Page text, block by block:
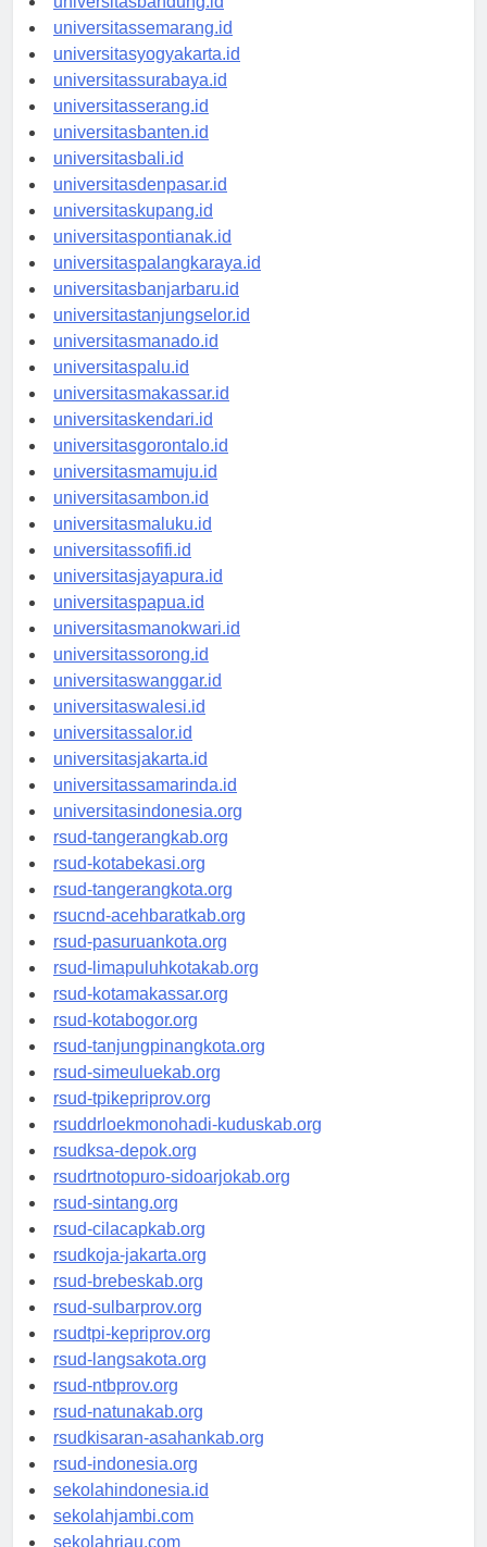
universitasbandung.id
universitassemarang.id
universitasyogyakarta.id
universitassurabaya.id
universitasserang.id
universitasbanten.id
universitasbali.id
universitasdenpasar.id
universitaskupang.id
universitaspontianak.id
universitaspalangkaraya.id
universitasbanjarbaru.id
universitastanjungselor.id
universitasmanado.id
universitaspalu.id
universitasmakassar.id
universitaskendari.id
universitasgorontalo.id
universitasmamuju.id
universitasambon.id
universitasmaluku.id
universitassofifi.id
universitasjayapura.id
universitaspapua.id
universitasmanokwari.id
universitassorong.id
universitaswanggar.id
universitaswalesi.id
universitassalor.id
universitasjakarta.id
universitassamarinda.id
universitasindonesia.org
rsud-tangerangkab.org
rsud-kotabekasi.org
rsud-tangerangkota.org
rsucnd-acehbaratkab.org
rsud-pasuruankota.org
rsud-limapuluhkotakab.org
rsud-kotamakassar.org
rsud-kotabogor.org
rsud-tanjungpinangkota.org
rsud-simeuluekab.org
rsud-tpikepriprov.org
rsuddrloekmonohadi-kuduskab.org
rsudksa-depok.org
rsudrtnotopuro-sidoarjokab.org
rsud-sintang.org
rsud-cilacapkab.org
rsudkoja-jakarta.org
rsud-brebeskab.org
rsud-sulbarprov.org
rsudtpi-kepriprov.org
rsud-langsakota.org
rsud-ntbprov.org
rsud-natunakab.org
rsudkisaran-asahankab.org
rsud-indonesia.org
sekolahindonesia.id
sekolahjambi.com